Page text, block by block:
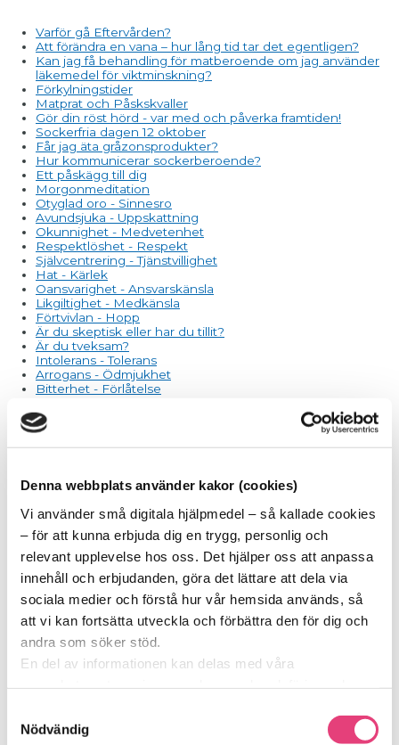
Denna webbplats använder kakor (cookies)
Vi använder små digitala hjälpmedel – så kallade cookies
– för att kunna erbjuda dig en trygg, personlig och
relevant upplevelse hos oss. Det hjälper oss att anpassa
innehåll och erbjudanden, göra det lättare att dela via
sociala medier och förstå hur vår hemsida används, så
att vi kan fortsätta utveckla och förbättra den för dig och
andra som söker stöd.
En del av informationen kan delas med våra
med annan information du delat med dem tidigare, eller
Nödvändig
Varför gå Eftervården?
Att förändra en vana – hur lång tid tar det egentligen?
Kan jag få behandling för matberoende om jag använder
läkemedel för viktminskning?
Förkylningstider
Matprat och Påskskvaller
Gör din röst hörd - var med och påverka framtiden!
Sockerfria dagen 12 oktober
Får jag äta gråzonsprodukter?
Hur kommunicerar sockerberoende?
Ett påskägg till dig
Morgonmeditation
Otyglad oro - Sinnesro
Avundsjuka - Uppskattning
Okunnighet - Medvetenhet
Respektlöshet - Respekt
Självcentrering - Tjänstvillighet
Hat - Kärlek
Oansvarighet - Ansvarskänsla
Likgiltighet - Medkänsla
Förtvivlan - Hopp
Är du skeptisk eller har du tillit?
Är du tveksam?
Intolerans - Tolerans
Arrogans - Ödmjukhet
Bitterhet - Förlåtelse
Start
Att förändra en vana – hur lång tid tar det egentligen?
Kan jag få behandling för matberoende om jag använder
läkemedel för viktminskning?
Förkylningstider
Matprat och Påskskvaller
Gör din röst hörd - var med och påverka framtiden!
Sockerfria dagen 12 oktober
Får jag äta gråzonsprodukter?
Hur kommunicerar sockerberoende?
Ett påskägg till dig
Morgonmeditation
Otyglad oro - Sinnesro
Avundsjuka - Uppskattning
Självcentrering - Tjänstvillighet